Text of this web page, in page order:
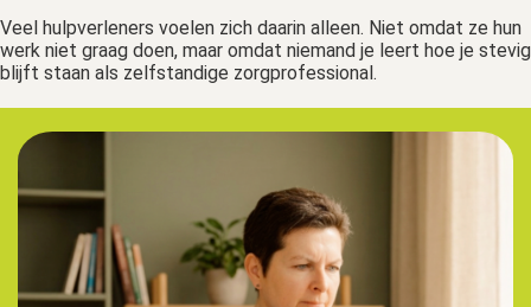
Veel hulpverleners voelen zich daarin alleen. Niet omdat ze hun
werk niet graag doen, maar omdat niemand je leert hoe je stevig
blijft staan als zelfstandige zorgprofessional.